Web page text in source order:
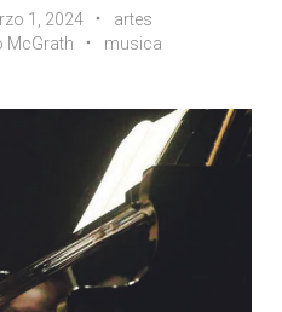
1, 2024
artes
McGrath
musica